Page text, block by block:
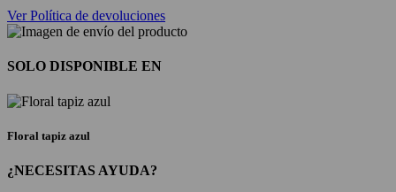
Ver Política de devoluciones
SOLO DISPONIBLE EN
Floral tapiz azul
¿NECESITAS AYUDA?